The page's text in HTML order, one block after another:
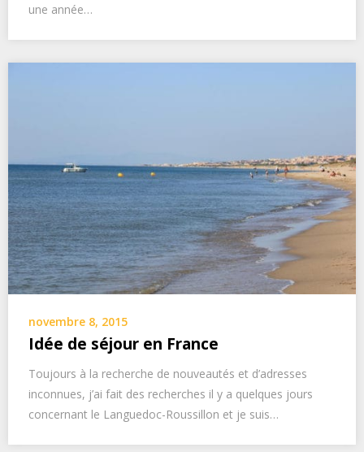
une année…
novembre 8, 2015
Idée de séjour en France
Toujours à la recherche de nouveautés et d’adresses
inconnues, j’ai fait des recherches il y a quelques jours
concernant le Languedoc-Roussillon et je suis…